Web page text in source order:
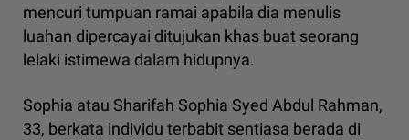
mencuri tumpuan ramai apabila dia menulis
luahan dipercayai ditujukan khas buat seorang
lelaki istimewa dalam hidupnya.
Sophia atau Sharifah Sophia Syed Abdul Rahman,
33, berkata individu terbabit sentiasa berada di